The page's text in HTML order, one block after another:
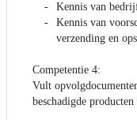
Kennis van
Kennis van
verzending en
Competentie 4:
Vult
beschadigde